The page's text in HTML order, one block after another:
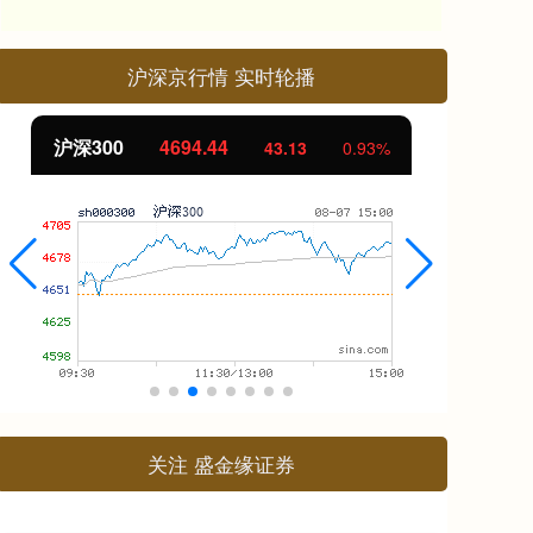
沪深京行情 实时轮播
沪深300 4694.44 43.13 0.93%
关注 盛金缘证券